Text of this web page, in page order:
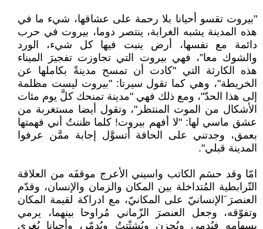
"بيروت تقسو أحيانا بلا رحمة على عشاقها، شيء ما في
هذه المدينة يشبه الغرابة، ينتصر دوما، بيروت في حرب
دائمة مع نفسها، أرض ينبت فيها كل شيء، الورد
والشوك معا”، فهي بيروت التي تجاوزت تفجيرَ الميناء
هذه الكارثة التي "كادت أن تمسح مدينةً بكاملها عن
الخريطة"، وهي كما تقول سيرتا: "بيروت ليست مظلمة
إلى هذا الحدّ"، ومع ذلك فهي "مدينة تمنحك كلَّ يوم مئات
الأشكال من الموت المنتظر"، وتقول أيضا مستغربة من
عشق ماسي لها: "لا أفهم بيروت! كلما ظننتُ أني فهمتها
بعمق، وجدتني على الحافة أتسوَّل إجابة ممَّن عرفوا
المدينة قبلي".
امّا وقد حسَم الكاتب واسيني الأعرج موقفَه من العلاقة
التّرابطية المُتداخلة بين المكان والزمان والإنسان، وقدّم
العنصرَ َالإنسانيّ على المكانيّ، مع ادراكة لقيمة المكان
وتفوّقه، وجعل العنصرَ الزّماني مُراوحا بينهما، يرمي
بسهامه فيُدمي ويُحزن ويُشتْتِتُ ويُدمّر، وأحيانا يُغري